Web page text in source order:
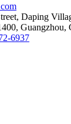
Daping
Guangzhou,
6937